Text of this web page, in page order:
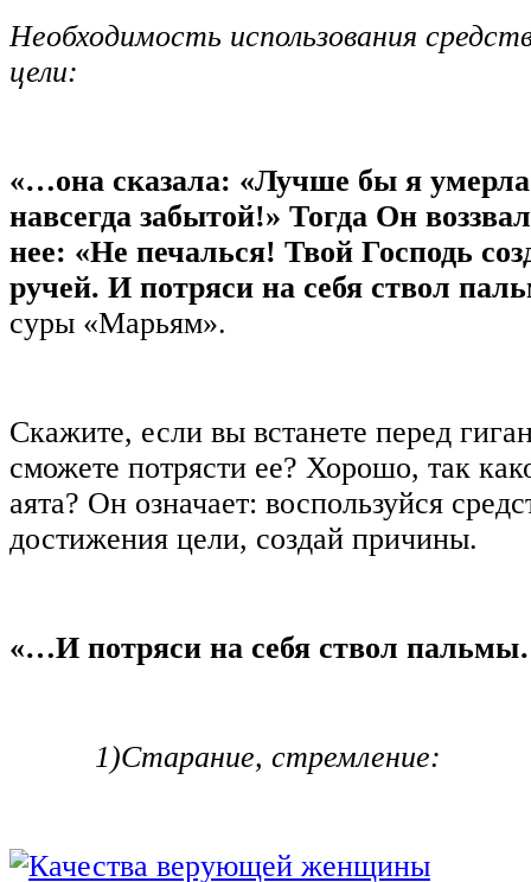
Необходимость использования
цели:
«…она сказала: «Лучше бы я умерла
навсегда забытой!» Тогда Он
нее: «Не печалься! Твой Господь
ручей. И потряси на себя ствол
суры «Марьям».
Скажите, если вы встанете перед
сможете потрясти ее? Хорошо, так
аята? Он означает: воспользуйся
достижения цели, создай причины.
«…И потряси на себя ствол
1)Старание, стремление: